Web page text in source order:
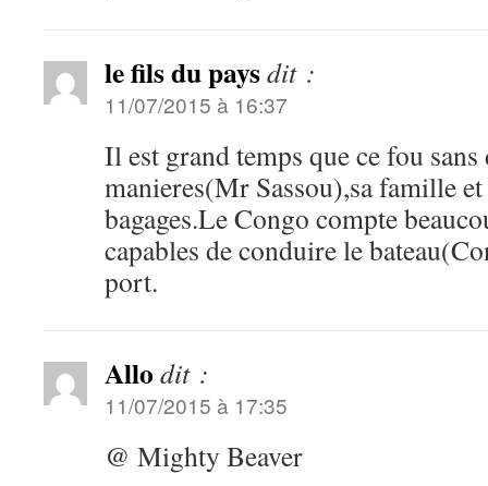
le fils du paysdit :
11/07/2015 à 16:37
Il est grand temps que ce fou sans
manieres(Mr Sassou),sa famille
bagages.Le Congo compte
capables de conduire le
port.
Allo dit :
11/07/2015 à 17:35
@ Mighty Beaver